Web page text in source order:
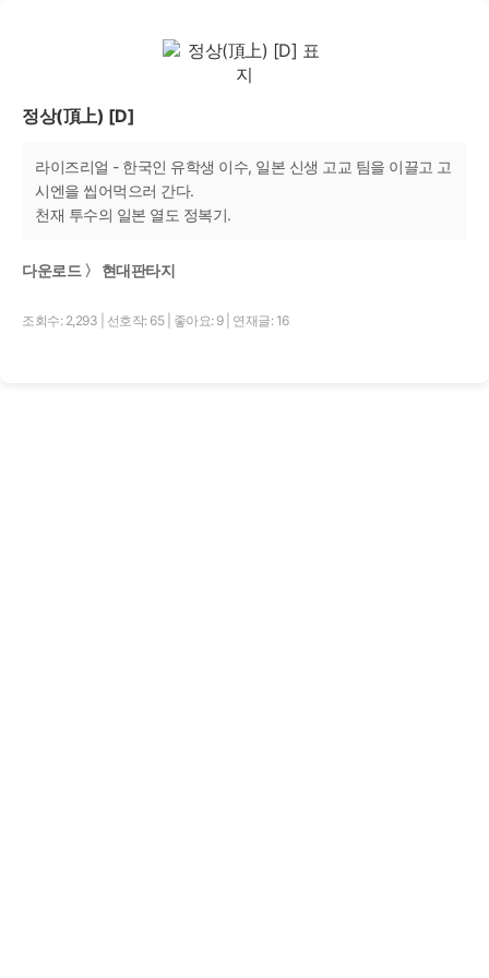
정상(頂上) [D]
라이즈리얼 - 한국인 유학생 이수, 일본 신생 고교 팀을 이끌고 고
시엔을 씹어먹으러 간다.
천재 투수의 일본 열도 정복기.
다운로드 〉 현대판타지
조회수: 2,293 선호작: 65 좋아요: 9 연재글: 16